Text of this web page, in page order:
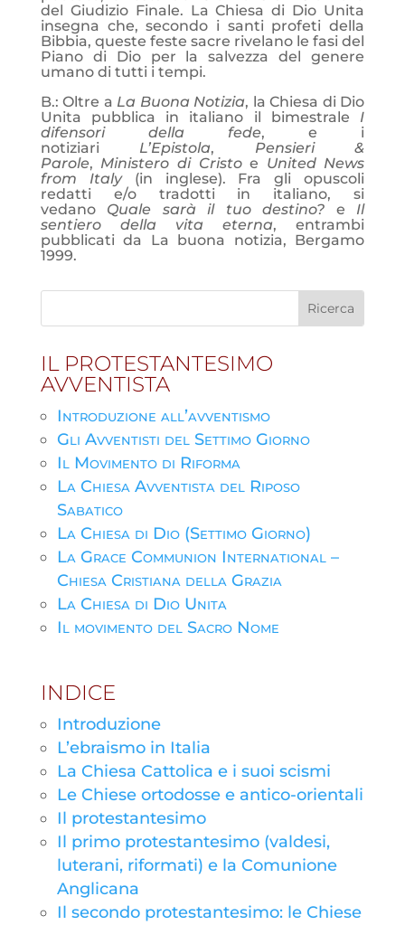
del Giudizio Finale. La Chiesa di Dio Unita
insegna che, secondo i santi profeti della
Bibbia, queste feste sacre rivelano le fasi del
Piano di Dio per la salvezza del genere
umano di tutti i tempi.
B.: Oltre a La Buona Notizia, la Chiesa di Dio
Unita pubblica in italiano il bimestrale I
difensori della fede, e i
notiziari L’Epistola, Pensieri &
Parole, Ministero di Cristoe United News
from Italy(in inglese). Fra gli opuscoli
redatti e/o tradotti in italiano, si
vedano Quale sarà il tuo destino? e Il
sentiero della vita eterna, entrambi
pubblicati da La buona notizia, Bergamo
1999.
IL PROTESTANTESIMO
AVVENTISTA
Introduzione all’avventismo
Gli Avventisti del Settimo Giorno
Il Movimento di Riforma
La Chiesa Avventista del Riposo
Sabatico
La Chiesa di Dio (Settimo Giorno)
La Grace Communion International –
Chiesa Cristiana della Grazia
La Chiesa di Dio Unita
Il movimento del Sacro Nome
INDICE
Introduzione
L’ebraismo in Italia
La Chiesa Cattolica e i suoi scismi
Le Chiese ortodosse e antico-orientali
Il protestantesimo
Il primo protestantesimo (valdesi,
luterani, riformati) e la Comunione
Anglicana
Il secondo protestantesimo: le Chiese